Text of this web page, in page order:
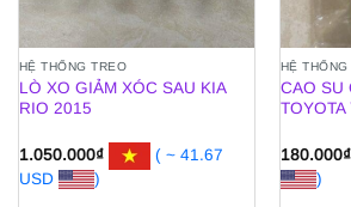
HỆ THỐNG TREO
LÒ XO GIẢM XÓC SAU KIA
RIO 2015
1.050.000₫
( ~ 41.67
USD
)
HỆ
CAO SU
TOYOTA
180.000₫
)